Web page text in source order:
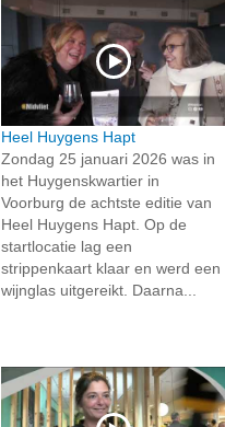
Heel Huygens Hapt
Zondag 25 januari 2026 was in
het Huygenskwartier in
Voorburg de achtste editie van
Heel Huygens Hapt. Op de
startlocatie lag een
strippenkaart klaar en werd een
wijnglas uitgereikt. Daarna...